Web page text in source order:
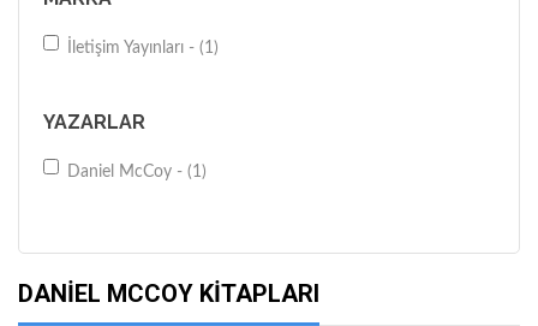
İletişim Yayınları - (1)
YAZARLAR
Daniel McCoy - (1)
DANIEL MCCOY KITAPLARI